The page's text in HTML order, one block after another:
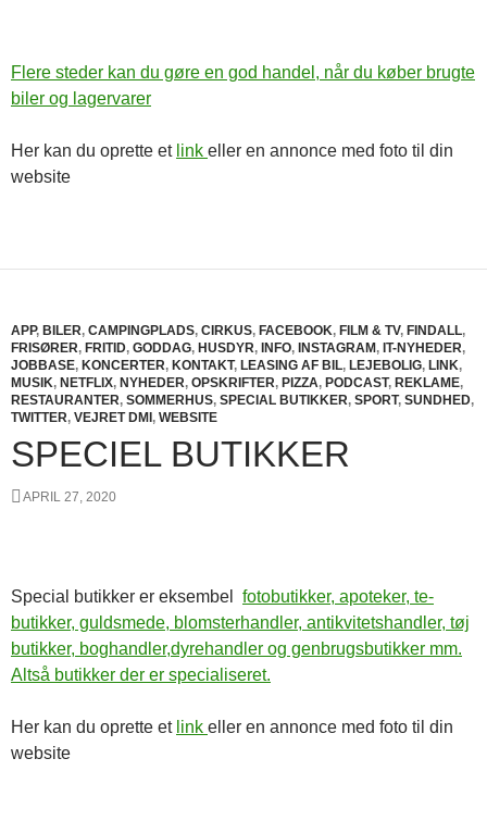
Flere steder kan du gøre en god handel, når du køber brugte
biler og lagervarer
Her kan du oprette et link eller en annonce med foto til din
website
APP, BILER, CAMPINGPLADS, CIRKUS, FACEBOOK, FILM & TV, FINDALL,
FRISØRER, FRITID, GODDAG, HUSDYR, INFO, INSTAGRAM , IT-NYHEDER,
JOBBASE, KONCERTER, KONTAKT, LEASING AF BIL, LEJEBOLIG, LINK,
MUSIK, NETFLIX, NYHEDER, OPSKRIFTER, PIZZA, PODCAST, REKLAME,
RESTAURANTER, SOMMERHUS, SPECIAL BUTIKKER, SPORT, SUNDHED,
TWITTER, VEJRET DMI , WEBSITE
SPECIEL BUTIKKER
APRIL 27, 2020
Special butikker er eksembel fotobutikker, apoteker, te-
butikker, guldsmede, blomsterhandler, antikvitetshandler, tøj
butikker, boghandler,dyrehandler og genbrugsbutikker mm.
Altså butikker der er specialiseret.
Her kan du oprette et link eller en annonce med foto til din
website